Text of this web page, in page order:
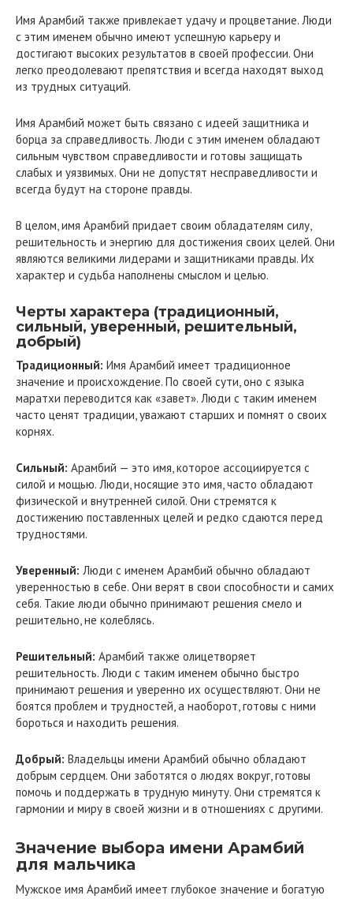
Имя Арамбий также привлекает удачу и процветание. Люди
с этим именем обычно имеют успешную карьеру и
достигают высоких результатов в своей профессии. Они
легко преодолевают препятствия и всегда находят выход
из трудных ситуаций.
Имя Арамбий может быть связано с идеей защитника и
борца за справедливость. Люди с этим именем обладают
сильным чувством справедливости и готовы защищать
слабых и уязвимых. Они не допустят несправедливости и
всегда будут на стороне правды.
В целом, имя Арамбий придает своим обладателям силу,
решительность и энергию для достижения своих целей. Они
являются великими лидерами и защитниками правды. Их
характер и судьба наполнены смыслом и целью.
Черты характера (традиционный,
сильный, уверенный, решительный,
добрый)
Традиционный: Имя Арамбий имеет традиционное
значение и происхождение. По своей сути, оно с языка
маратхи переводится как «завет». Люди с таким именем
часто ценят традиции, уважают старших и помнят о своих
корнях.
Сильный: Арамбий — это имя, которое ассоциируется с
силой и мощью. Люди, носящие это имя, часто обладают
физической и внутренней силой. Они стремятся к
достижению поставленных целей и редко сдаются перед
трудностями.
Уверенный: Люди с именем Арамбий обычно обладают
уверенностью в себе. Они верят в свои способности и самих
себя. Такие люди обычно принимают решения смело и
решительно, не колеблясь.
Решительный: Арамбий также олицетворяет
решительность. Люди с таким именем обычно быстро
принимают решения и уверенно их осуществляют. Они не
боятся проблем и трудностей, а наоборот, готовы с ними
бороться и находить решения.
Добрый: Владельцы имени Арамбий обычно обладают
добрым сердцем. Они заботятся о людях вокруг, готовы
помочь и поддержать в трудную минуту. Они стремятся к
гармонии и миру в своей жизни и в отношениях с другими.
Значение выбора имени Арамбий
для мальчика
Мужское имя Арамбий имеет глубокое значение и богатую